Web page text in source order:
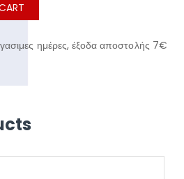
ημέρες, έξοδα αποστολής 7€